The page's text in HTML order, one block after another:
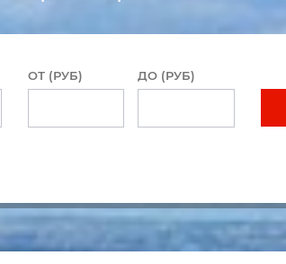
ОТ (РУБ) ДО (РУБ)